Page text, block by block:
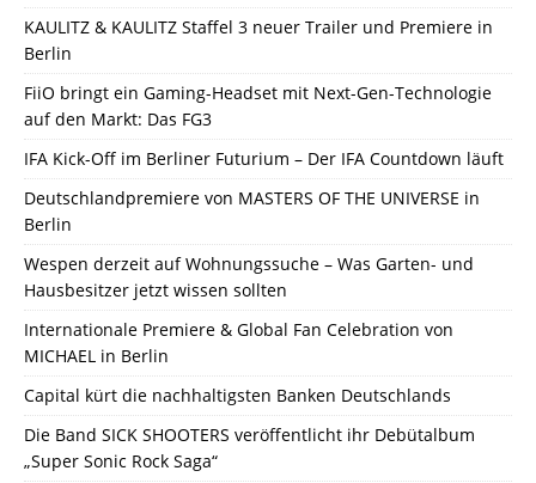
KAULITZ & KAULITZ Staffel 3 neuer Trailer und Premiere in
Berlin
FiiO bringt ein Gaming-Headset mit Next-Gen-Technologie
auf den Markt: Das FG3
IFA Kick-Off im Berliner Futurium – Der IFA Countdown läuft
Deutschlandpremiere von MASTERS OF THE UNIVERSE in
Berlin
Wespen derzeit auf Wohnungssuche – Was Garten- und
Hausbesitzer jetzt wissen sollten
Internationale Premiere & Global Fan Celebration von
MICHAEL in Berlin
Capital kürt die nachhaltigsten Banken Deutschlands
Die Band SICK SHOOTERS veröffentlicht ihr Debütalbum
„Super Sonic Rock Saga“